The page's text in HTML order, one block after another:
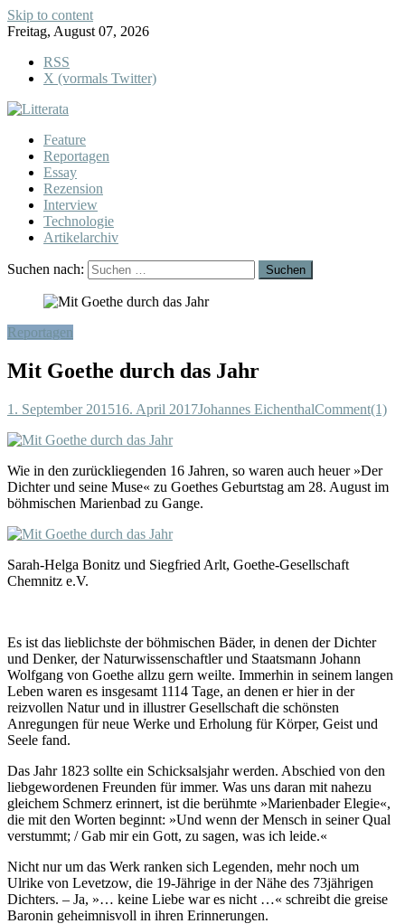
Skip to content
Freitag, August 07, 2026
RSS
X (vormals Twitter)
Feature
Reportagen
Essay
Rezension
Interview
Technologie
Artikelarchiv
Suchen nach:
Reportagen
Mit Goethe durch das Jahr
1. September 201516. April 2017Johannes EichenthalComment(1)
Wie in den zurückliegenden 16 Jahren, so waren auch heuer »Der
Dichter und seine Muse« zu Goethes Geburtstag am 28. August im
böhmischen Marienbad zu Gange.
Sarah-Helga Bonitz und Siegfried Arlt, Goethe-Gesellschaft
Chemnitz e.V.
Es ist das lieblichste der böhmischen Bäder, in denen der Dichter
und Denker, der Naturwissenschaftler und Staatsmann Johann
Wolfgang von Goethe allzu gern weilte. Immerhin in seinem langen
Leben waren es insgesamt 1114 Tage, an denen er hier in der
reizvollen Natur und in illustrer Gesellschaft die schönsten
Anregungen für neue Werke und Erholung für Körper, Geist und
Seele fand.
Das Jahr 1823 sollte ein Schicksalsjahr werden. Abschied von den
liebgewordenen Freunden für immer. Was uns daran mit nahezu
gleichem Schmerz erinnert, ist die berühmte »Marienbader Elegie«,
die mit den Worten beginnt: »Und wenn der Mensch in seiner Qual
verstummt; / Gab mir ein Gott, zu sagen, was ich leide.«
Nicht nur um das Werk ranken sich Legenden, mehr noch um
Ulrike von Levetzow, die 19-Jährige in der Nähe des 73jährigen
Dichters. – Ja, »… keine Liebe war es nicht …« schreibt die greise
Baronin geheimnisvoll in ihren Erinnerungen.